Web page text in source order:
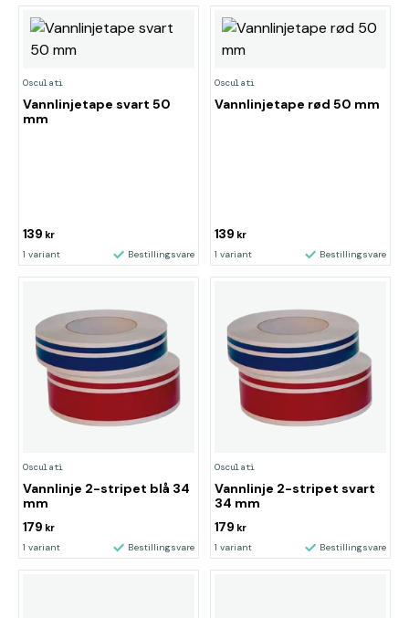
Osculati
Vannlinjetape svart 50
mm
139 kr
1 variant Bestillingsvare
Osculati
Vannlinjetape rød 50 mm
139 kr
1 variant Bestillingsvare
Osculati
Vannlinje 2-stripet blå 34
mm
179 kr
1 variant Bestillingsvare
Osculati
Vannlinje 2-stripet svart
34 mm
179 kr
1 variant Bestillingsvare